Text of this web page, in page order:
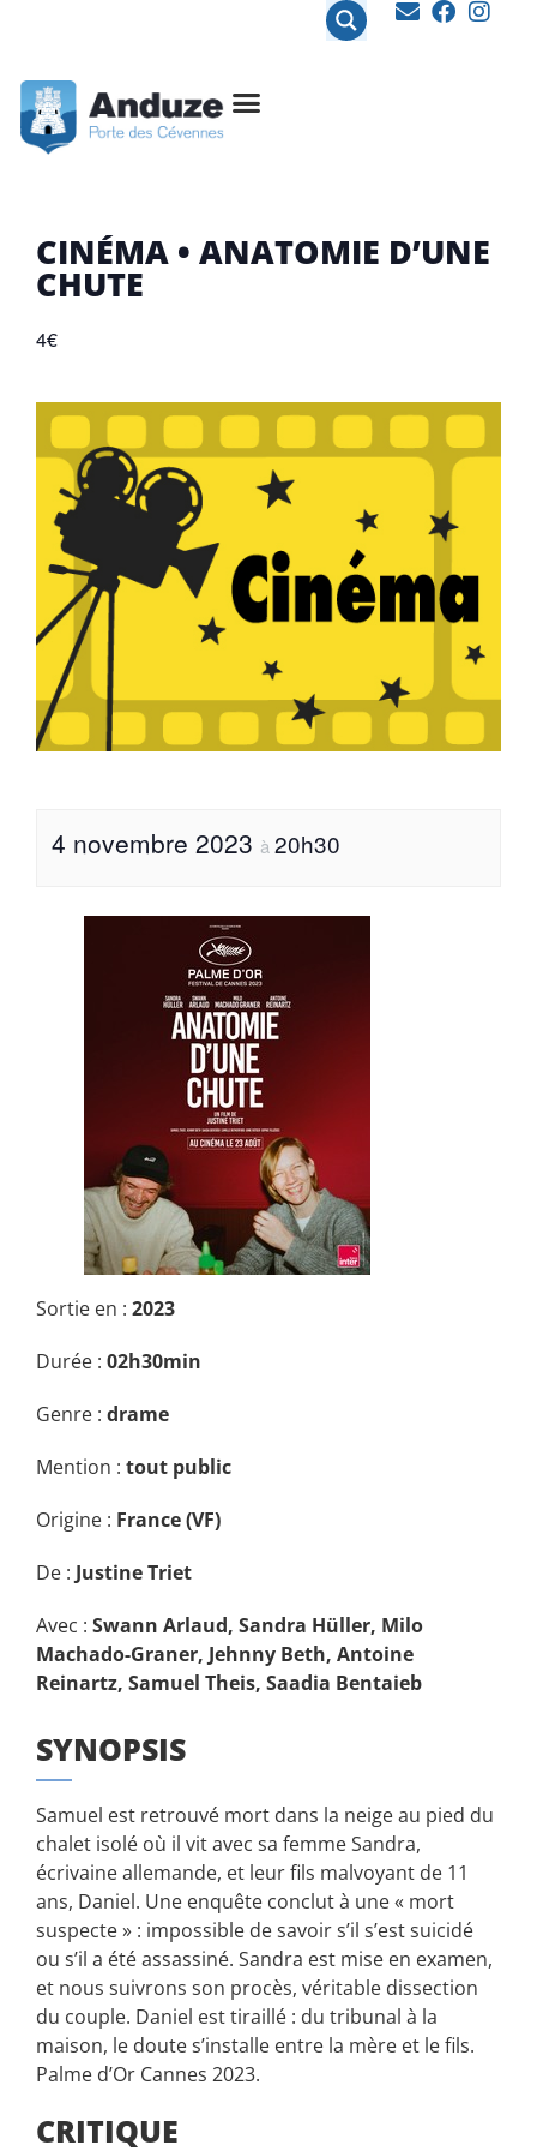
CINÉMA • ANATOMIE D’UNE
CHUTE
4€
4 novembre 2023 à 20h30
Sortie en : 2023
Durée : 02h30min
Genre : drame
Mention : tout public
Origine : France (VF)
De : Justine Triet
Avec : Swann Arlaud, Sandra Hüller, Milo
Machado-Graner, Jehnny Beth, Antoine
Reinartz, Samuel Theis, Saadia Bentaieb
SYNOPSIS
Samuel est retrouvé mort dans la neige au pied du
chalet isolé où il vit avec sa femme Sandra,
écrivaine allemande, et leur fils malvoyant de 11
ans, Daniel. Une enquête conclut à une « mort
suspecte » : impossible de savoir s’il s’est suicidé
ou s’il a été assassiné. Sandra est mise en examen,
et nous suivrons son procès, véritable dissection
du couple. Daniel est tiraillé : du tribunal à la
maison, le doute s’installe entre la mère et le fils.
Palme d’Or Cannes 2023.
CRITIQUE